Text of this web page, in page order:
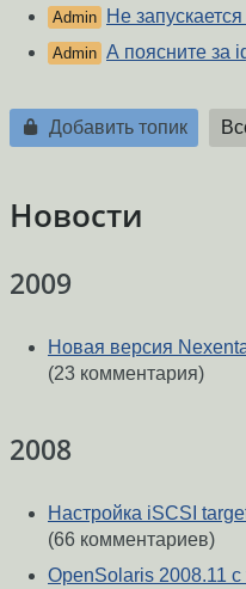
Admin Не
Admin А поясните за
Добавить топик
Новости
2009
Новая версия
(23 комментария)
2008
Настройка iSCSI
(66 комментариев)
OpenSolaris 2008.11 с